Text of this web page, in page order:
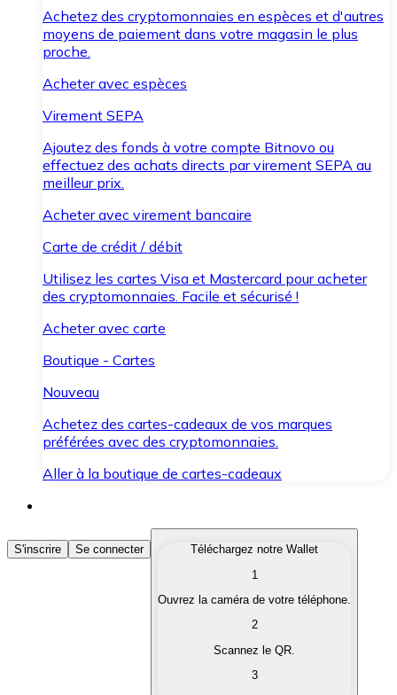
Achetez des cryptomonnaies en espèces et d'autres
moyens de paiement dans votre magasin le plus
proche.
Acheter avec espèces
Virement SEPA
Ajoutez des fonds à votre compte Bitnovo ou
effectuez des achats directs par virement SEPA au
meilleur prix.
Acheter avec virement bancaire
Carte de crédit / débit
Utilisez les cartes Visa et Mastercard pour acheter
des cryptomonnaies. Facile et sécurisé !
Acheter avec carte
Boutique - Cartes
Nouveau
Achetez des cartes-cadeaux de vos marques
préférées avec des cryptomonnaies.
Aller à la boutique de cartes-cadeaux
Acheter des Cryptomonnaies
Achetez les cryptomonnaies qui vous intéressent
Convertissez vos cryptomonnaies en monnaie
S'inscrire Se connecter
Téléchargez notre Wallet
1
Ouvrez la caméra de votre téléphone.
2
Scannez le QR.
3